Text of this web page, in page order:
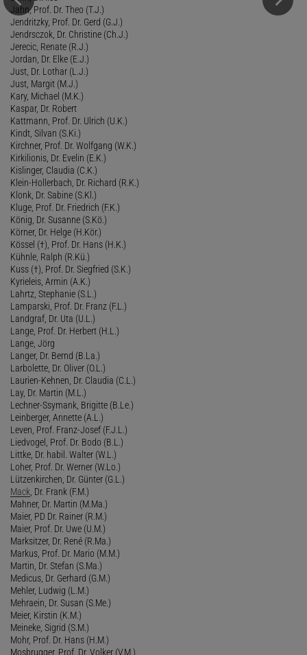
Jahn, Prof. Dr. Theo (T.J.)
Jendritzky, Prof. Dr. Gerd (G.J.)
Jendrsczok, Dr. Christine (Ch.J.)
Jerecic, Renate (R.J.)
Jordan, Dr. Elke (E.J.)
Just, Dr. Lothar (L.J.)
Just, Margit (M.J.)
Kary, Michael (M.K.)
Kaspar, Dr. Robert
Kattmann, Prof. Dr. Ulrich (U.K.)
Kindt, Silvan (S.Ki.)
Kirchner, Prof. Dr. Wolfgang (W.K.)
Kirkilionis, Dr. Evelin (E.K.)
Kislinger, Claudia (C.K.)
Klein-Hollerbach, Dr. Richard (R.K.)
Klonk, Dr. Sabine (S.Kl.)
Kluge, Prof. Dr. Friedrich (F.K.)
König, Dr. Susanne (S.Kö.)
Körner, Dr. Helge (H.Kör.)
Kössel (†), Prof. Dr. Hans (H.K.)
Kühnle, Ralph (R.Kü.)
Kuss (†), Prof. Dr. Siegfried (S.K.)
Kyrieleis, Armin (A.K.)
Lahrtz, Stephanie (S.L.)
Lamparski, Prof. Dr. Franz (F.L.)
Landgraf, Dr. Uta (U.L.)
Lange, Prof. Dr. Herbert (H.L.)
Lange, Jörg
Langer, Dr. Bernd (B.La.)
Larbolette, Dr. Oliver (O.L.)
Laurien-Kehnen, Dr. Claudia (C.L.)
Lay, Dr. Martin (M.L.)
Lechner-Ssymank, Brigitte (B.Le.)
Leinberger, Annette (A.L.)
Leven, Prof. Franz-Josef (F.J.L.)
Liedvogel, Prof. Dr. Bodo (B.L.)
Littke, Dr. habil. Walter (W.L.)
Loher, Prof. Dr. Werner (W.Lo.)
Lützenkirchen, Dr. Günter (G.L.)
Mack, Dr. Frank (F.M.)
Mahner, Dr. Martin (M.Ma.)
Maier, PD Dr. Rainer (R.M.)
Maier, Prof. Dr. Uwe (U.M.)
Marksitzer, Dr. René (R.Ma.)
Markus, Prof. Dr. Mario (M.M.)
Martin, Dr. Stefan (S.Ma.)
Medicus, Dr. Gerhard (G.M.)
Mehler, Ludwig (L.M.)
Mehraein, Dr. Susan (S.Me.)
Meier, Kirstin (K.M.)
Meineke, Sigrid (S.M.)
Mohr, Prof. Dr. Hans (H.M.)
Mosbrugger, Prof. Dr. Volker (V.M.)